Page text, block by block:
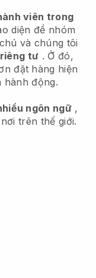
viên trong
diện để nhóm
và chúng tôi
tư . Ở đó,
đặt hàng hiện
hành động.
ngôn ngữ ,
trên thế giới.